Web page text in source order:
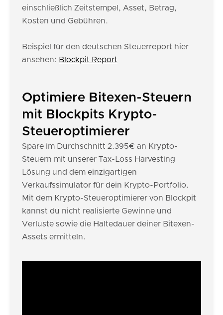
einschließlich Zeitstempel, Asset, Betrag,
Kosten und Gebühren.
Beispiel für den deutschen Steuerreport hier
ansehen: Blockpit Report
Optimiere Bitexen-Steuern
mit Blockpits Krypto-
Steueroptimierer
Spare im Durchschnitt 2.395€ an Krypto-
Steuern mit unserer Tax-Loss Harvesting
Lösung und dem einzigartigen
Verkaufssimulator für dein Krypto-Portfolio.
Mit dem Krypto-Steueroptimierer von Blockpit
kannst du nicht realisierte Gewinne und
Verluste sowie die Haltedauer deiner Bitexen-
Assets ermitteln.